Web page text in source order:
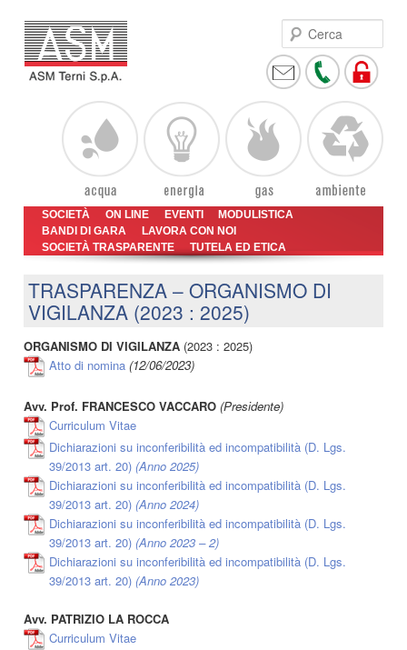
Menu
principale
Vai
al
contenuto
Vai
al
contenuto
SOCIETÀ ON LINE EVENTI
MODULISTICA
BANDI DI GARA
LAVORA CON NOI
SOCIETÀ TRASPARENTE
TUTELA ED ETICA
TRASPARENZA – ORGANISMO DI
VIGILANZA (2023 : 2025)
ORGANISMO DI VIGILANZA (2023 : 2025)
Atto di nomina (12/06/2023)
Avv. Prof. FRANCESCO VACCARO (Presidente)
Curriculum Vitae
Dichiarazioni su inconferibilità ed incompatibilità (D. Lgs.
39/2013 art. 20) (Anno 2025)
Dichiarazioni su inconferibilità ed incompatibilità (D. Lgs.
39/2013 art. 20) (Anno 2024)
Dichiarazioni su inconferibilità ed incompatibilità (D. Lgs.
39/2013 art. 20) (Anno 2023 – 2)
Dichiarazioni su inconferibilità ed incompatibilità (D. Lgs.
39/2013 art. 20) (Anno 2023)
Avv. PATRIZIO LA ROCCA
Curriculum Vitae